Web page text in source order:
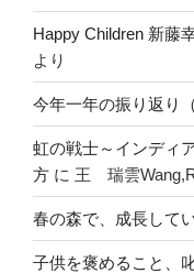
Happy Children 新藤
より
今年一年の振り返り
虹の戦士～インディ
方 に 王 瑞雲
春の森で、成長して
子供を褒めること、